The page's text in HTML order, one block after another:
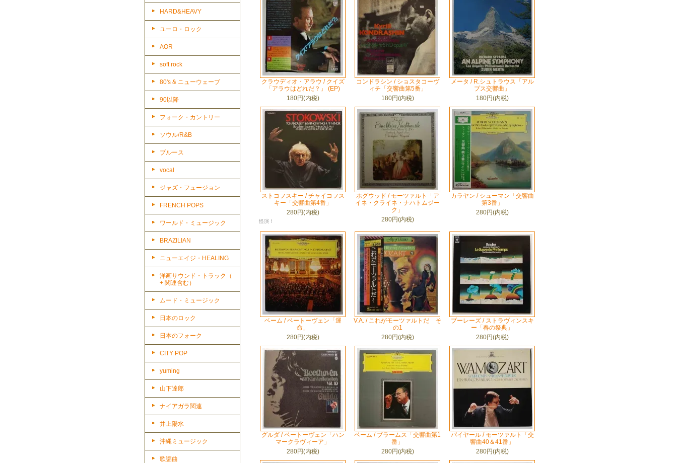
HARD&HEAVY
ユーロ・ロック
AOR
soft rock
80's & ニューウェーブ
90以降
フォーク・カントリー
ソウル/R&B
ブルース
vocal
ジャズ・フュージョン
FRENCH POPS
ワールド・ミュージック
BRAZILIAN
ニューエイジ・HEALING
洋画サウンド・トラック（
+ 関連含む）
ムード・ミュージック
日本のロック
日本のフォーク
CITY POP
yuming
山下達郎
ナイアガラ関連
井上陽水
沖縄ミュージック
歌謡曲
クラウディオ・アラウ / クイズ
「アラウはどれだ？」 (EP)
180円(内税)
コンドラシン / ショスタコーヴ
ィチ「交響曲第5番」
180円(内税)
メータ / R.シュトラウス「アル
プス交響曲」
180円(内税)
ストコフスキー / チャイコフス
キー「交響曲第4番」
280円(内税)
怪演！
ホグウッド / モーツァルト「ア
イネ・クライネ・ナハトムジー
ク」
280円(内税)
カラヤン / シューマン「交響曲
第3番」
280円(内税)
ベーム / ベートーヴェン「運
命」
280円(内税)
V.A. / これがモーツァルトだ そ
の1
280円(内税)
ブーレーズ / ストラヴィンスキ
ー「春の祭典」
280円(内税)
グルダ / ベートーヴェン「ハン
マークラヴィーア」
280円(内税)
ベーム / ブラームス「交響曲第1
番」
280円(内税)
パイヤール / モーツァルト「交
響曲40＆41番」
280円(内税)